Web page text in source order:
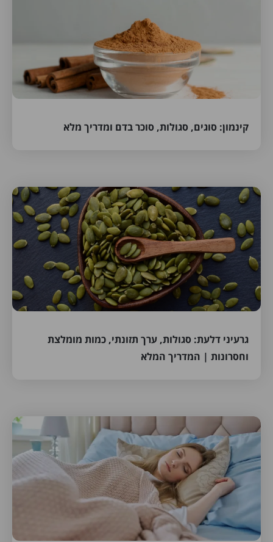
קינמון: סוגים, סגולות, סוכר בדם ומדריך מלא
גרעיני דלעת: סגולות, ערך תזונתי, כמות מומלצת
וחסרונות | המדריך המלא